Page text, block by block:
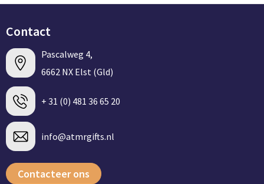
Contact
Pascalweg 4,
6662 NX Elst (Gld)
+ 31 (0) 481 36 65 20
info@atmrgifts.nl
Contacteer ons